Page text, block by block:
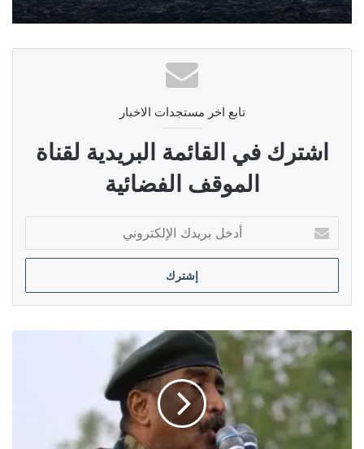
تابع اخر مستجدات الاخبار
اشترك في القائمة البريدية لقناة
الموقف الفضائية
بريدك
الإلكتروني
البرهان:
على
یقدر
على